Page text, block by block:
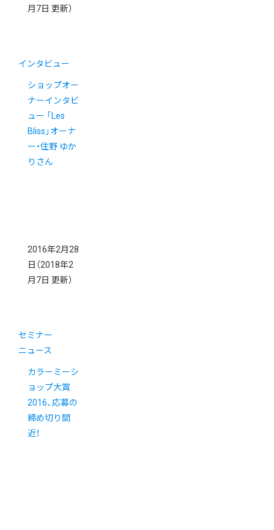
月7日 更新）
インタビュー
ショップオー
ナーインタビ
ュー 「Les
Bliss」オーナ
ー・住野 ゆか
りさん
2016年2月28
日 （2018年2
月7日 更新）
セミナー
ニュース
カラーミーシ
ョップ大賞
2016、応募の
締め切り間
近！